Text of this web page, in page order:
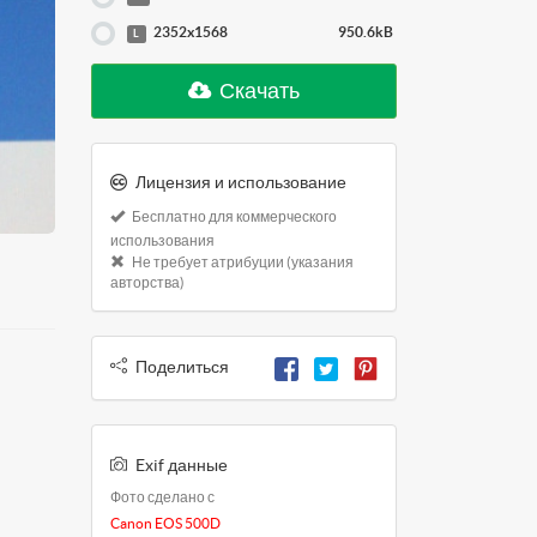
L 2352x1568 950.6kB
Скачать
Лицензия и использование
Бесплатно для коммерческого
использования
Не требует атрибуции (указания
авторства)
Поделиться
Exif данные
Фото сделано с
Canon EOS 500D